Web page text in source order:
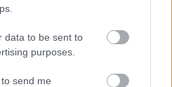
data to be sent to
purposes.
send me
RM offre une
et d'affinement des
qui pourrait faire